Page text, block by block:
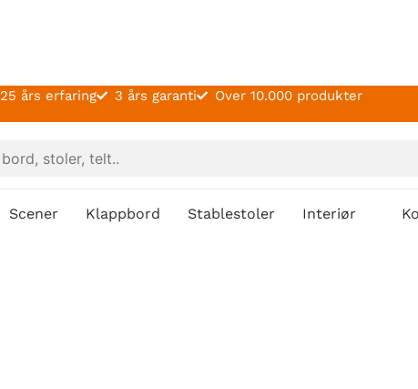
25 års erfaring 3 års garanti Over 10.000 produkter
Scener Klappbord Stablestoler Interiør